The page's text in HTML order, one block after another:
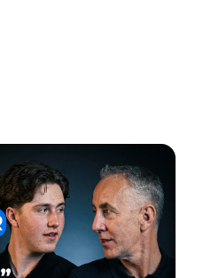
concurrenten, bouwt je
en adverteert in drie
je reviews hebt,